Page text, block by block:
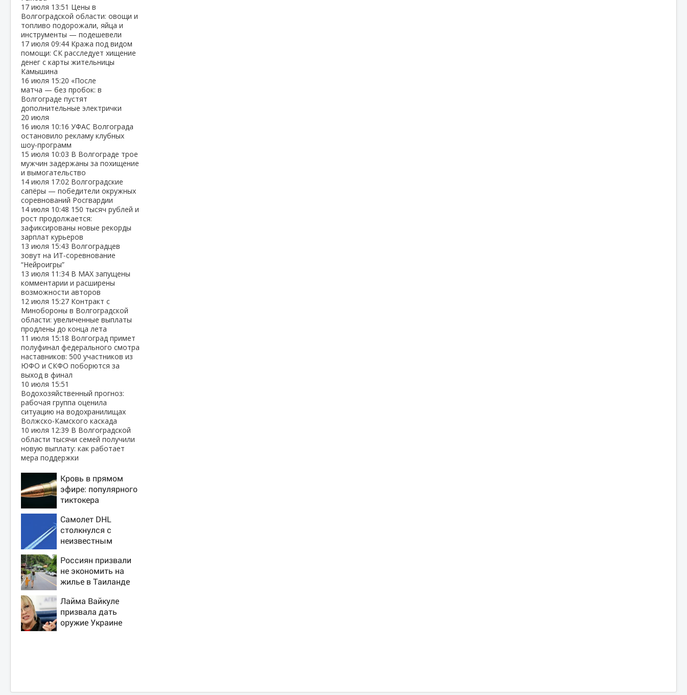
17 июля 13:51 Цены в
Волгоградской области: овощи и
топливо подорожали, яйца и
инструменты — подешевели
17 июля 09:44 Кража под видом
помощи: СК расследует хищение
денег с карты жительницы
Камышина
16 июля 15:20 «После
матча — без пробок: в
Волгограде пустят
дополнительные электрички
20 июля
16 июля 10:16 УФАС Волгограда
остановило рекламу клубных
шоу‑программ
15 июля 10:03 В Волгограде трое
мужчин задержаны за похищение
и вымогательство
14 июля 17:02 Волгоградские
сапёры — победители окружных
соревнований Росгвардии
14 июля 10:48 150 тысяч рублей и
рост продолжается:
зафиксированы новые рекорды
зарплат курьеров
13 июля 15:43 Волгоградцев
зовут на ИТ‑соревнование
“Нейроигры”
13 июля 11:34 В МАХ запущены
комментарии и расширены
возможности авторов
12 июля 15:27 Контракт с
Минобороны в Волгоградской
области: увеличенные выплаты
продлены до конца лета
11 июля 15:18 Волгоград примет
полуфинал федерального смотра
наставников: 500 участников из
ЮФО и СКФО поборются за
выход в финал
10 июля 15:51
Водохозяйственный прогноз:
рабочая группа оценила
ситуацию на водохранилищах
Волжско‑Камского каскада
10 июля 12:39 В Волгоградской
области тысячи семей получили
новую выплату: как работает
мера поддержки
Кровь в прямом
эфире: популярного
тиктокера
ресторана
Самолет DHL
столкнулся с
неизвестным
Лейпцигом -
Новости на Вести.ru
Россиян призвали
не экономить на
жилье в Таиланде
Лайма Вайкуле
призвала дать
оружие Украине